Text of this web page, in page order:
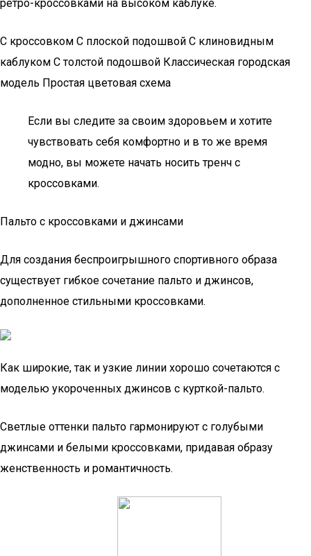
ретро-кроссовками на высоком каблуке.
С кроссовком С плоской подошвой С клиновидным
каблуком С толстой подошвой Классическая городская
модель Простая цветовая схема
Если вы следите за своим здоровьем и хотите
чувствовать себя комфортно и в то же время
модно, вы можете начать носить тренч с
кроссовками.
Пальто с кроссовками и джинсами
Для создания беспроигрышного спортивного образа
существует гибкое сочетание пальто и джинсов,
дополненное стильными кроссовками.
Как широкие, так и узкие линии хорошо сочетаются с
моделью укороченных джинсов с курткой-пальто.
Светлые оттенки пальто гармонируют с голубыми
джинсами и белыми кроссовками, придавая образу
женственность и романтичность.